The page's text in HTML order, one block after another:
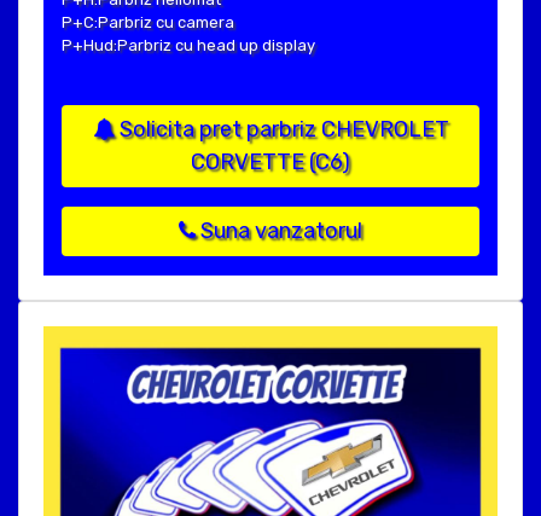
P+C:Parbriz cu camera
P+Hud:Parbriz cu head up display
Solicita pret parbriz CHEVROLET
CORVETTE (C6)
Suna vanzatorul